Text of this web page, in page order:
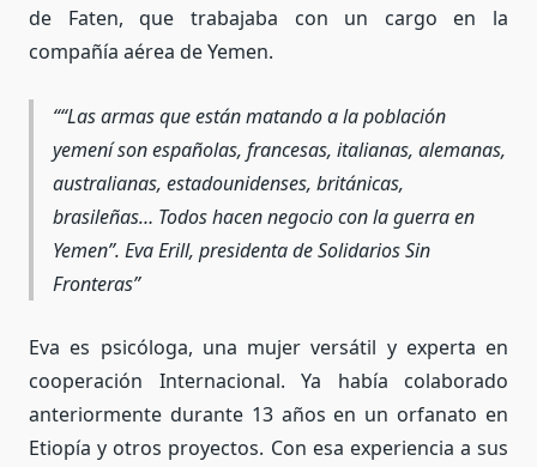
de Faten, que trabajaba con un cargo en la
compañía aérea de Yemen.
“Las armas que están matando a la población
yemení son españolas, francesas, italianas, alemanas,
australianas, estadounidenses, británicas,
brasileñas… Todos hacen negocio con la guerra en
Yemen”. Eva Erill, presidenta de Solidarios Sin
Fronteras
Eva es psicóloga, una mujer versátil y experta en
cooperación Internacional. Ya había colaborado
anteriormente durante 13 años en un orfanato en
Etiopía y otros proyectos. Con esa experiencia a sus